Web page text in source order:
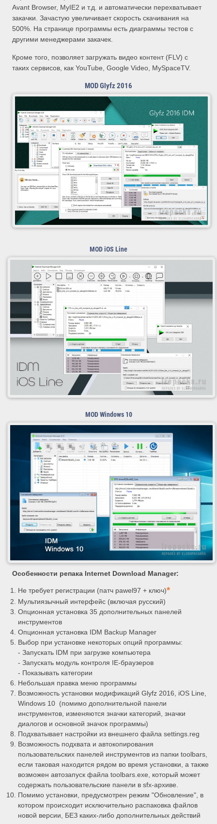
Avant Browser, MyIE2 и т.д. и автоматически перехватывает
закачки. Зачастую увеличивает скорость скачивания на
500%. На странице программы есть диаграммы тестов с
другими менеджерами закачек.
Кроме того, позволяет загружать видео контент (FLV) с
таких сервисов, как YouTube, Google Video, MySpaceTV.
MOD Glyfz 2016
MODiOS Line
MOD Windows 10
Особенности репака Internet Download Manager:
Не требует регистрации (патч pawel97 + ключ)*
Мультиязычный интерфейс (включая русский)
Опционная установка 35 дополнительных панелей
инструментов
Опционная установка IDM Backup Manager
Выбор при установке некоторых опций программы:
- Запускать IDM при загрузке компьютера
- Запускать модуль контроля IE-браузеров
- Показывать категории
Небольшая правка меню программы
Возможность установки модификаций Glyfz 2016, iOS Line,
Windows 10 (помимо дополнительной панели
инструментов, изменяются значки категорий, значки
диалогов и основной значок программы)
Подхватывает настройки из внешнего файла settings.reg
Возможность подхвата и автокопирования
пользовательских панелей инструментов из папки toolbars,
если таковая находится рядом во время установки, а также
возможен автозапуск файла toolbars.exe, который может
содержать пользовательские панели в sfx-архиве.
Помимо установки, предусмотрен режим "Обновление", в
котором происходит исключительно распаковка файлов
новой версии, БЕЗ каких-либо дополнительных действий